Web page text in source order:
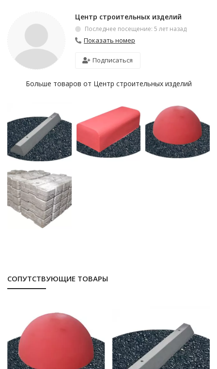
Центр строительных изделий
Последнее посещение: 5 лет назад
Показать номер
Подписаться
Больше товаров от Центр строительных изделий
СОПУТСТВУЮЩИЕ ТОВАРЫ